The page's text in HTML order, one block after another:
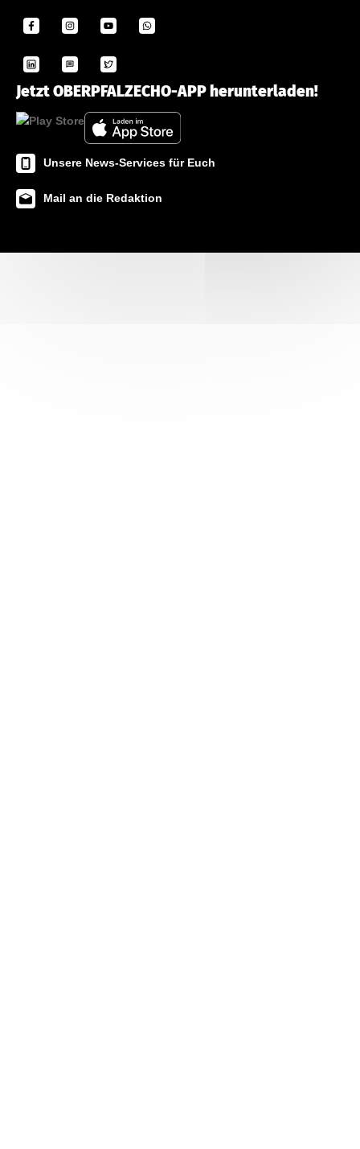
Jetzt OBERPFALZECHO-APP herunterladen!
Unsere News-Services für Euch
Mail an die Redaktion